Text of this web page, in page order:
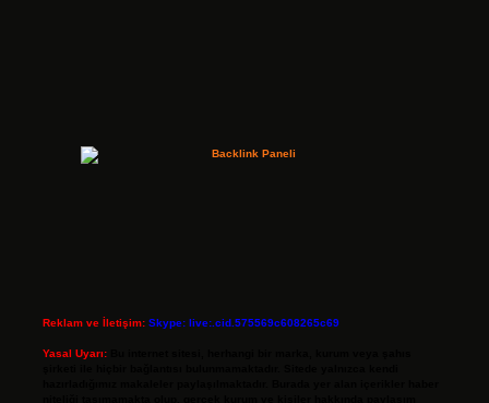
Reklam ve İletişim: Skype: live:.cid.575569c608265c69
Yasal Uyarı: